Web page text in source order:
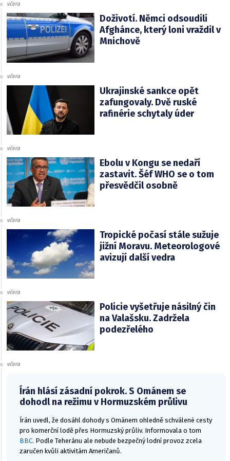
včera
Doživotí. Němci odsoudili
Afghánce, který loni vraždil v
Mnichově
včera
Ukrajinské sankce opět
zafungovaly. Dvě ruské
rafinérie schytaly úder
včera
Ebolu v Kongu se nedaří
zastavit. Šéf WHO se o tom
přesvědčil osobně
včera
Tropické počasí stále sužuje
jižní Moravu. Meteorologové
avizují další vedra
včera
Policie vyšetřuje násilný čin
na Valašsku. Zadržela
podezřelého
včera
Írán hlásí zásadní pokrok. S Ománem se
dohodl na režimu v Hormuzském průlivu
Írán uvedl, že dosáhl dohody s Ománem ohledně schválené cesty
pro komerční lodě přes Hormuzský průliv. Informovala o tom
BBC. Podle Teheránu ale nebude bezpečný lodní provoz zcela
zaručen kvůli aktivitám Američanů.